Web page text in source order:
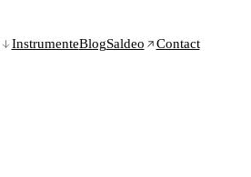
InstrumenteBlogSaldeo Contact